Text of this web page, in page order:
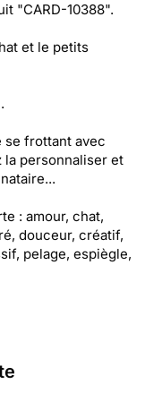
"CARD-10388".
et le petits
.
se frottant avec
la personnaliser et
: amour, chat,
douceur, créatif,
pelage, espiègle,